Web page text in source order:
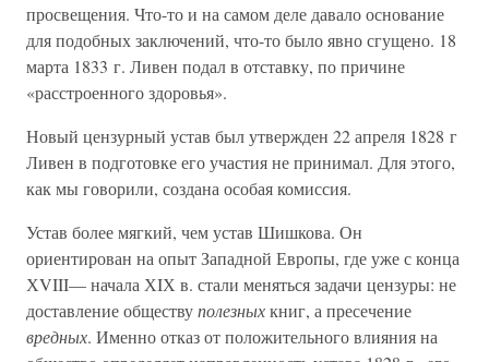
просвещения. Что-то и на самом деле давало основание
для подобных заключений, что-то было явно сгущено. 18
марта 1833 г. Ливен подал в отставку, по причине
«расстроенного здоровья».
Новый цензурный устав был утвержден 22 апреля 1828 г
Ливен в подготовке его участия не принимал. Для этого,
как мы говорили, создана особая комиссия.
Устав более мягкий, чем устав Шишкова. Он
ориентирован на опыт Западной Европы, где уже с конца
ХVIII— начала ХIХ в. стали меняться задачи цензуры: не
доставление обществуполезныхкниг, а пресечение
вредных. Именно отказ от положительного влияния на